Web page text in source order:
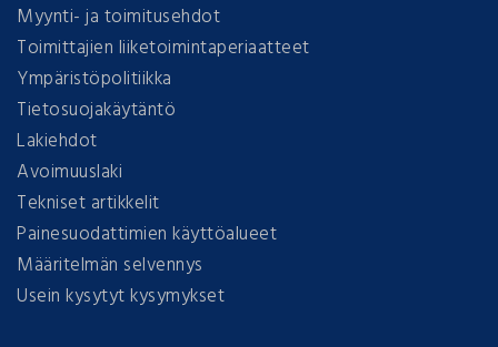
Myynti- ja toimitusehdot
Toimittajien liiketoimintaperiaatteet
Ympäristöpolitiikka
Tietosuojakäytäntö
Lakiehdot
Avoimuuslaki
Tekniset artikkelit
Painesuodattimien käyttöalueet
Määritelmän selvennys
Usein kysytyt kysymykset